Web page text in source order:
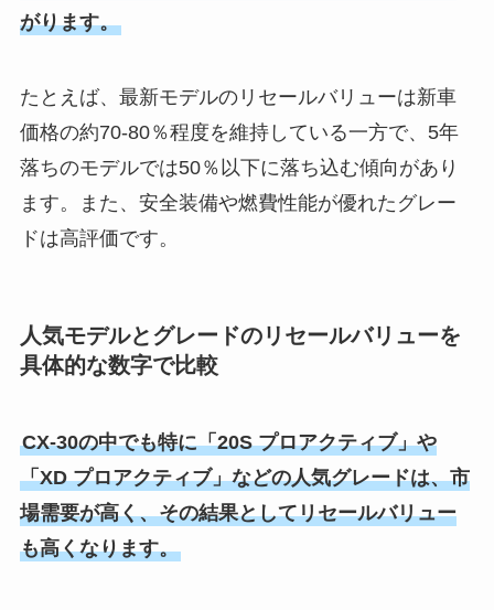
がります。
たとえば、最新モデルのリセールバリューは新車
価格の約70-80％程度を維持している一方で、5年
落ちのモデルでは50％以下に落ち込む傾向があり
ます。また、安全装備や燃費性能が優れたグレー
ドは高評価です。
人気モデルとグレードのリセールバリューを
具体的な数字で比較
CX-30の中でも特に「20S プロアクティブ」や
「XD プロアクティブ」などの人気グレードは、市
場需要が高く、その結果としてリセールバリュー
も高くなります。